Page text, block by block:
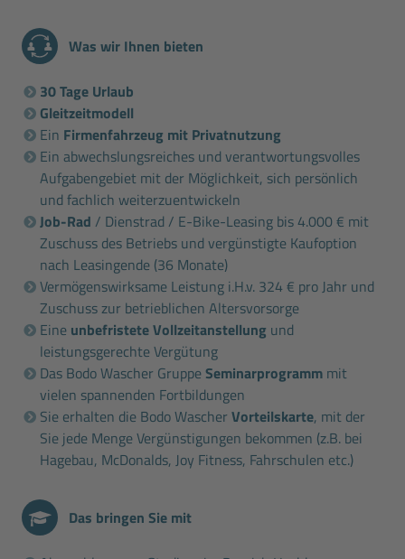
Was wir Ihnen bieten
30 Tage Urlaub
Gleitzeitmodell
Ein Firmenfahrzeug mit Privatnutzung
Ein abwechslungsreiches und verantwortungsvolles
Aufgabengebiet mit der Möglichkeit, sich persönlich
und fachlich weiterzuentwickeln
Job-Rad / Dienstrad / E-Bike-Leasing bis 4.000 € mit
Zuschuss des Betriebs und vergünstigte Kaufoption
nach Leasingende (36 Monate)
Vermögenswirksame Leistung i.H.v. 324 € pro Jahr und
Zuschuss zur betrieblichen Altersvorsorge
Eine unbefristete Vollzeitanstellung und
leistungsgerechte Vergütung
Das Bodo Wascher GruppeSeminarprogramm mit
vielen spannenden Fortbildungen
Sie erhalten die Bodo Wascher Vorteilskarte, mit der
Sie jede Menge Vergünstigungen bekommen (z.B. bei
Hagebau, McDonalds, Joy Fitness, Fahrschulen etc.)
Das bringen Sie mit